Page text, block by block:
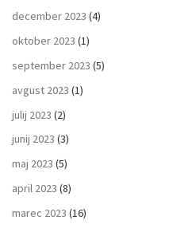
december 2023 (4)
oktober 2023 (1)
september 2023 (5)
avgust 2023 (1)
julij 2023 (2)
junij 2023 (3)
maj 2023 (5)
april 2023 (8)
marec 2023 (16)